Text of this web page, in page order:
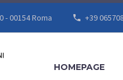
- 00154 Roma +39
HOMEPAGE